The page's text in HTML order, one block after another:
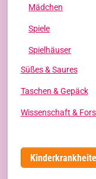
Mädchen
Spiele
Spielhäuser
Süßes & Saures
Taschen & Gepäck
Wissenschaft &